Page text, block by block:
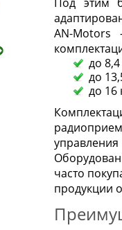
AN-
до
до
до 16
управления
часто
продукции